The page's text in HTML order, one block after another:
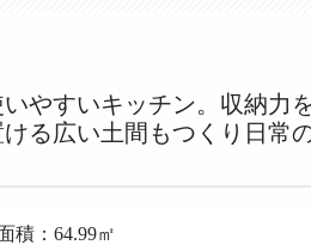
やすいキッチン。収納力
る広い土間もつくり日常
：64.99㎡